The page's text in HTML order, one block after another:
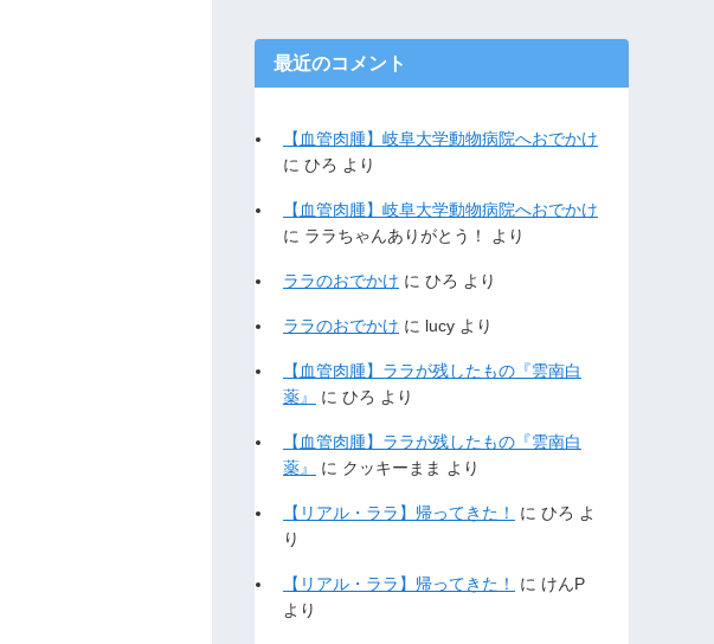
最近のコメント
【血管肉腫】岐阜大学動物病院へおでかけ
に ひろ より
【血管肉腫】岐阜大学動物病院へおでかけ
に ララちゃんありがとう！ より
ララのおでかけ に ひろ より
ララのおでかけ に lucy より
【血管肉腫】ララが残したもの『雲南白
薬』
に ひろ より
【血管肉腫】ララが残したもの『雲南白
薬』
に クッキーまま より
【リアル・ララ】帰ってきた！ に ひろ よ
り
【リアル・ララ】帰ってきた！ に けんP
より